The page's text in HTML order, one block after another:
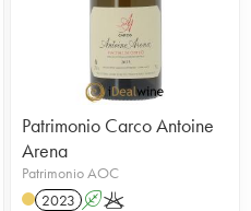
Patrimonio Carco Antoine
Arena
Patrimonio AOC
2023 AK